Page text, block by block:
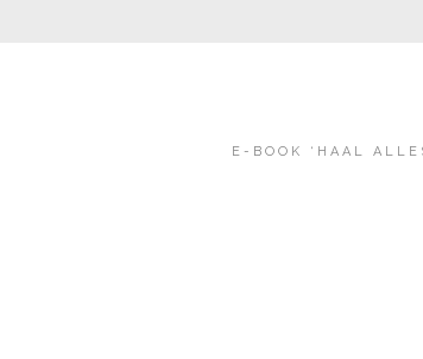
E-BOOK ‘HAAL